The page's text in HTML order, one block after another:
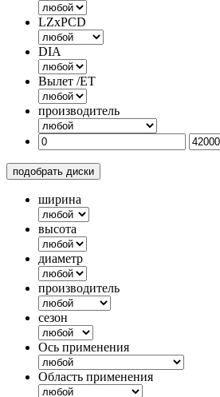
LZxPCD
DIA
Вылет /ET
производитель
подобрать диски
ширина
высота
диаметр
производитель
сезон
Ось применения
Область применения